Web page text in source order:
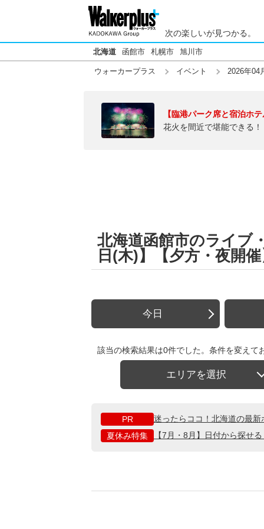
次の楽しいが見つかる。
北海道 函館市 札幌市 旭川市
ウォーカープラス イベント 2026年04
【臨港パーク席と宿泊ホ
花火を間近で堪能できる
北海道函館市のライブ
日(木)】【夕方・夜開
今日
該当の検索結果は0件でした。条件を変えて
エリアを選択
PR
迷ったらココ！北海道の最
夏休み特集
【7月・8月】日付から探せ